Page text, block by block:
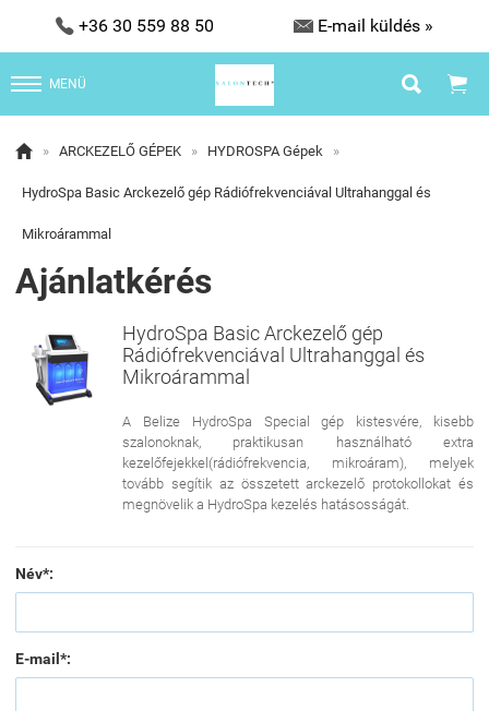
 +36 30 559 88 50  E-mail küldés »
MENÜ  
 » ARCKEZELŐ GÉPEK » HYDROSPA Gépek »
HydroSpa Basic Arckezelő gép Rádiófrekvenciával Ultrahanggal és
Mikroárammal
Ajánlatkérés
HydroSpa Basic Arckezelő gép
Rádiófrekvenciával Ultrahanggal és
Mikroárammal
A Belize HydroSpa Special gép kistesvére, kisebb
szalonoknak, praktikusan használható extra
kezelőfejekkel(rádiófrekvencia, mikroáram), melyek
tovább segítik az összetett arckezelő protokollokat és
megnövelik a HydroSpa kezelés hatásosságát.
Név*:
E-mail*: